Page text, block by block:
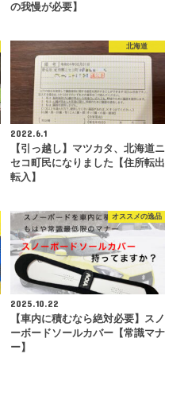
の我慢が必要】
北海道
2022.6.1
【引っ越し】マツカタ、北海道ニ
セコ町民になりました【住所転出
転入】
オススメの逸品
2025.10.22
【車内に積むなら絶対必要】スノ
ーボードソールカバー【常識マナ
ー】